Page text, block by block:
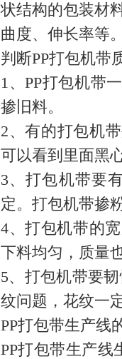
状结构的包装材
曲度、伸长率等
判断PP打包机带
1、PP打包机带
掺旧料。
2、有的打包机
可以看到里面黑
3、打包机带要
定。打包机带掺
4、打包机带的
下料均匀，质量
5、打包机带要
纹问题，花纹一
PP打包带生产线
PP打包带生产线